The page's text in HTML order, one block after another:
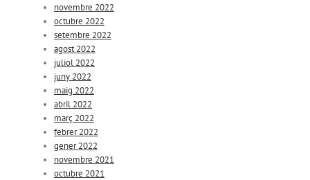
novembre 2022
octubre 2022
setembre 2022
agost 2022
juliol 2022
juny 2022
maig 2022
abril 2022
març 2022
febrer 2022
gener 2022
novembre 2021
octubre 2021